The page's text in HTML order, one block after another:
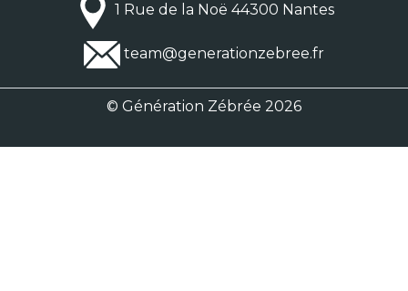
1 Rue de la Noë 44300 Nantes
team@generationzebree.fr
© Génération Zébrée 2026